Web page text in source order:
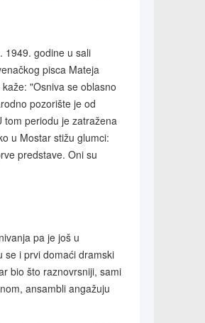
1949. godine u sali
pisca Mateja
"Osniva se oblasno
pozorište je od
tom periodu je zatražena
u Mostar stižu glumci:
predstave. Oni su
pa je još u
se i prvi domaći dramski
bio što raznovrsniji, sami
ansambli angažuju